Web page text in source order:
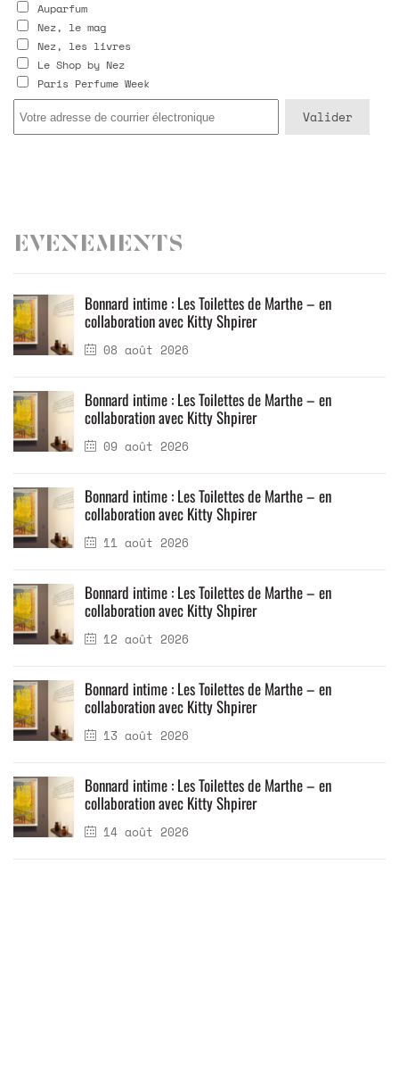
Auparfum
Nez, le mag
Nez, les livres
Le Shop by Nez
Paris Perfume Week
Evenements
08 août 2026
Bonnard intime : Les Toilettes de Marthe – en
collaboration avec Kitty Shpirer
09 août 2026
Bonnard intime : Les Toilettes de Marthe – en
collaboration avec Kitty Shpirer
11 août 2026
Bonnard intime : Les Toilettes de Marthe – en
collaboration avec Kitty Shpirer
12 août 2026
Bonnard intime : Les Toilettes de Marthe – en
collaboration avec Kitty Shpirer
13 août 2026
Bonnard intime : Les Toilettes de Marthe – en
collaboration avec Kitty Shpirer
14 août 2026
Bonnard intime : Les Toilettes de Marthe – en
collaboration avec Kitty Shpirer